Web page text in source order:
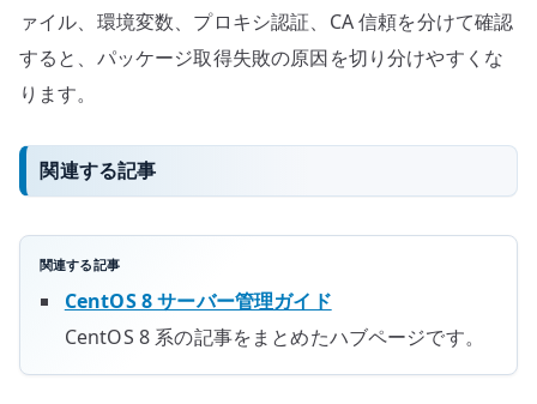
ァイル、環境変数、プロキシ認証、CA 信頼を分けて確認
すると、パッケージ取得失敗の原因を切り分けやすくな
ります。
関連する記事
関連する記事
CentOS 8 サーバー管理ガイド
CentOS 8 系の記事をまとめたハブページです。